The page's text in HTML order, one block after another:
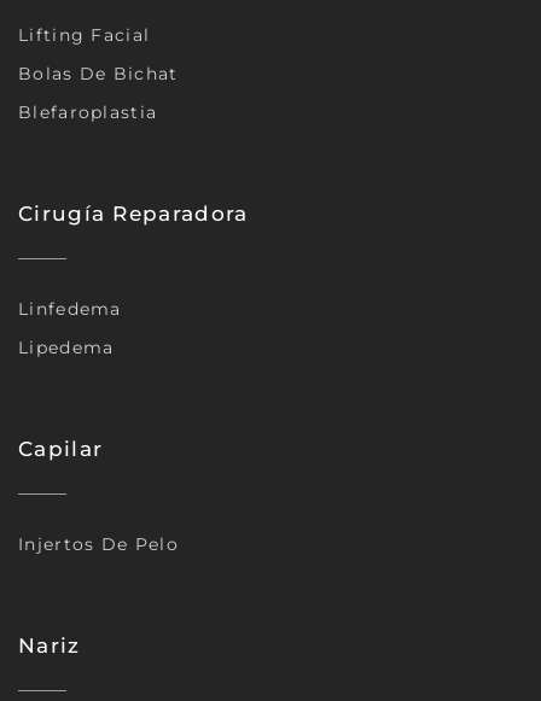
Lifting Facial
Bolas De Bichat
Blefaroplastia
Cirugía Reparadora
Linfedema
Lipedema
Capilar
Injertos De Pelo
Nariz